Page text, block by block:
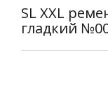
SL XXL
гладкий